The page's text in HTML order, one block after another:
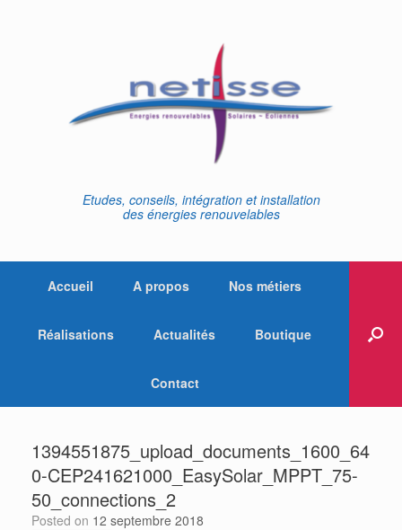
Etudes, conseils, intégration et installation
des énergies renouvelables
Accueil A propos Nos métiers
Réalisations Actualités Boutique
Contact
1394551875_upload_documents_1600_64
0-CEP241621000_EasySolar_MPPT_75-
50_connections_2
Posted on 12 septembre 2018